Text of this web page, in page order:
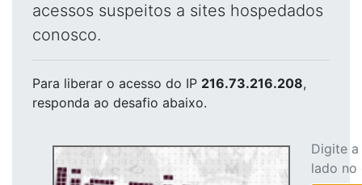
acessos suspeitos a sites hospedados
conosco.
Para liberar o acesso do IP 216.73.216.208,
responda ao desafio abaixo.
Digite
lado no